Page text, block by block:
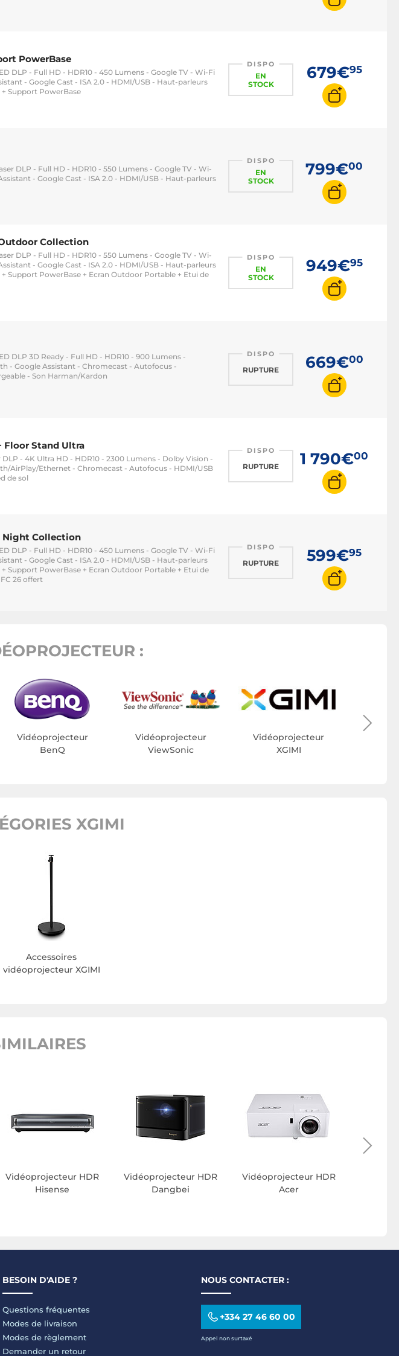
PowerBase
DLP - Full HD - HDR10 - 450 Lumens - Google TV - Wi-Fi
- Google Cast - ISA 2.0 - HDMI/USB - Haut-parleurs
Support PowerBase
DISPO
EN
STOCK
679€95
DLP - Full HD - HDR10 - 550 Lumens - Google TV - Wi-
- Google Cast - ISA 2.0 - HDMI/USB - Haut-parleurs
DISPO
EN
STOCK
799€00
Collection
DLP - Full HD - HDR10 - 550 Lumens - Google TV - Wi-
- Google Cast - ISA 2.0 - HDMI/USB - Haut-parleurs
Support PowerBase + Ecran Outdoor Portable + Etui de
DISPO
EN
STOCK
949€95
DLP 3D Ready - Full HD - HDR10 - 900 Lumens -
- Google Assistant - Chromecast - Autofocus -
- Son Harman/Kardon
DISPO
RUPTURE 669€00
Floor Stand Ultra
- 4K Ultra HD - HDR10 - 2300 Lumens - Dolby Vision -
AirPlay/Ethernet - Chromecast - Autofocus - HDMI/USB
de sol
DISPO
RUPTURE 1 790€00
Night Collection
DLP - Full HD - HDR10 - 450 Lumens - Google TV - Wi-Fi
- Google Cast - ISA 2.0 - HDMI/USB - Haut-parleurs
Support PowerBase + Ecran Outdoor Portable + Etui de
26 offert
DISPO
RUPTURE 599€95
:
Vidéoprojecteur
BenQ
Vidéoprojecteur
ViewSonic
Vidéoprojecteur
XGIMI
XGIMI
Accessoires
vidéoprojecteur XGIMI
Vidéoprojecteur HDR
Hisense
Vidéoprojecteur HDR
Dangbei
Vidéoprojecteur HDR
Acer
BESOIN D'AIDE ?
Questions fréquentes
Modes de livraison
Modes de règlement
Demander un retour
NOUS CONTACTER :
+334 27 46 60 00
Appel non surtaxé